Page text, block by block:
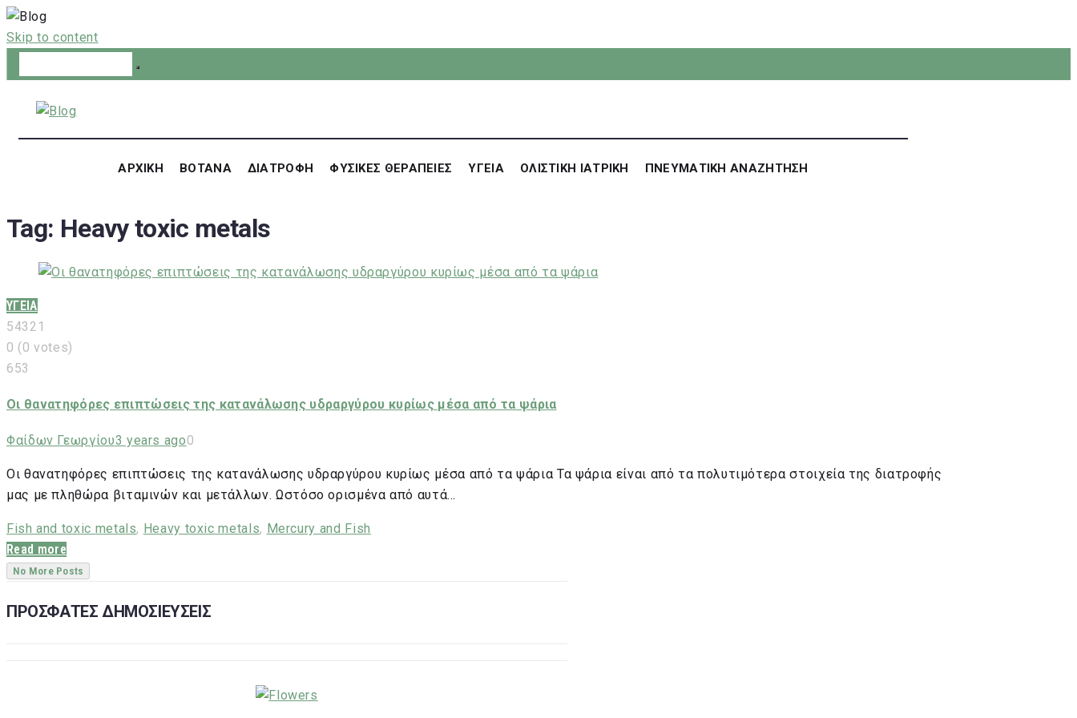
Skip to content
ΑΡΧΙΚΗ ΒΟΤΑΝΑ ΔΙΑΤΡΟΦΗ ΦΥΣΙΚΕΣ ΘΕΡΑΠΕΙΕΣ ΥΓΕΙΑ ΟΛΙΣΤΙΚΗ ΙΑΤΡΙΚΗ ΠΝΕΥΜΑΤΙΚΗ ΑΝΑΖΗΤΗΣΗ
Tag: Heavy toxic metals
ΥΓΕΙΑ
543 2 1
0 (0 votes)
653
Οι θανατηφόρες επιπτώσεις της κατανάλωσης υδραργύρου κυρίως μέσα από τα ψάρια
Φαίδων Γεωργίου3 years ago0
Οι θανατηφόρες επιπτώσεις της κατανάλωσης υδραργύρου κυρίως μέσα από τα ψάρια Τα ψάρια είναι από τα πολυτιμότερα στοιχεία της διατροφής
μας με πληθώρα βιταμινών και μετάλλων. Ωστόσο ορισμένα από αυτά…
Fish and toxic metals, Heavy toxic metals, Mercury and Fish
Read more
No More Posts
ΠΡΟΣΦΑΤΕΣ ΔΗΜΟΣΙΕΥΣΕΙΣ